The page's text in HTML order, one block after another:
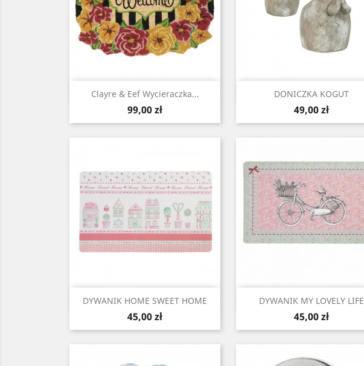
Clayre & Eef Wycieraczka...
Cena
99,00 zł
Szybki podgląd DONICZKA KOGUT
Cena
49,00 zł
Szybki podgląd
DYWANIK HOME SWEET HOME
Cena
45,00 zł
Szybki podgląd DYWANIK MY LOVELY LIFE
Cena
45,00 zł
Szybki podgląd